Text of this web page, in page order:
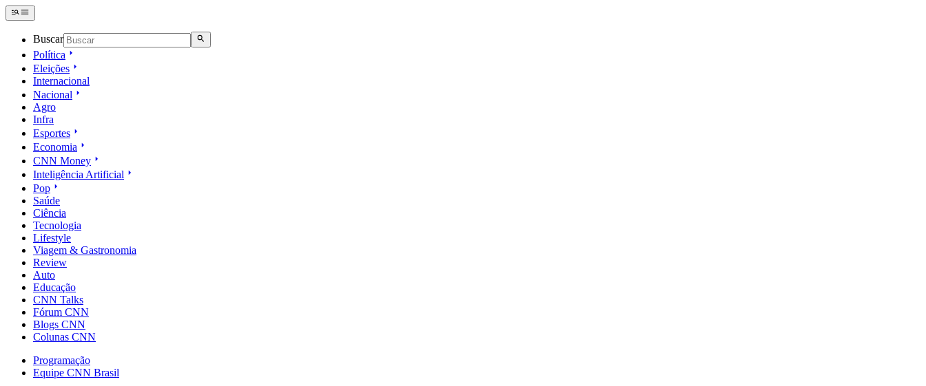
Buscar
Política
Eleições
Internacional
Nacional
Agro
Infra
Esportes
Economia
CNN Money
Inteligência Artificial
Pop
Saúde
Ciência
Tecnologia
Lifestyle
Viagem & Gastronomia
Review
Auto
Educação
CNN Talks
Fórum CNN
Blogs CNN
Colunas CNN
Programação
Equipe CNN Brasil